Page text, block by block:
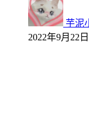
芋泥
2022年9月22日